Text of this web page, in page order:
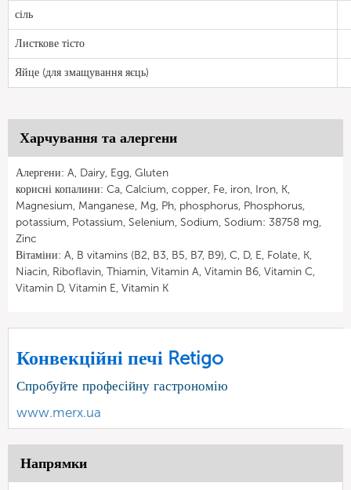
сіль
Листкове тісто
Яйце (для змащування яєць)
Харчування та алергени
Алергени: A, Dairy, Egg, Gluten
корисні копалини: Ca, Calcium, copper, Fe, iron, Iron, K,
Magnesium, Manganese, Mg, Ph, phosphorus, Phosphorus,
potassium, Potassium, Selenium, Sodium, Sodium: 38758 mg,
Zinc
Вітаміни: A, B vitamins (B2, B3, B5, B7, B9), C, D, E, Folate, K,
Niacin, Riboflavin, Thiamin, Vitamin A, Vitamin B6, Vitamin C,
Vitamin D, Vitamin E, Vitamin K
Конвекційні печі Retigo
Спробуйте професійну гастрономію
www.merx.ua
Напрямки